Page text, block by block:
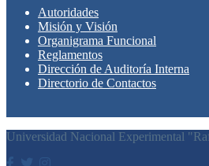
Autoridades
Misión y Visión
Organigrama Funcional
Reglamentos
Dirección de Auditoría Interna
Directorio de Contactos
Universidad Nacional Experimental